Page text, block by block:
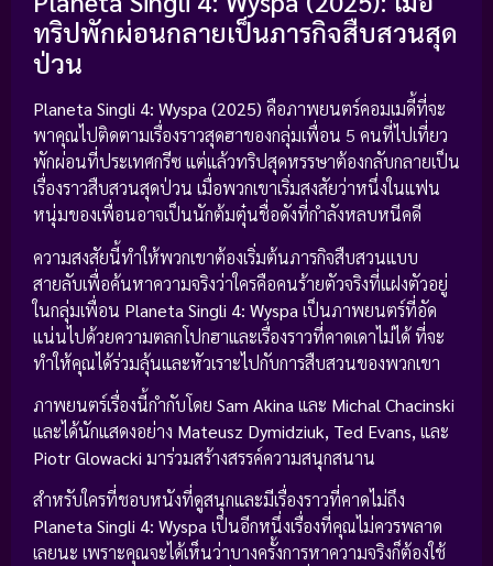
ทริปพักผ่อนกลายเป็นภารกิจสืบสวนสุด
ป่วน
Planeta Singli 4: Wyspa (2025) คือภาพยนตร์คอมเมดี้ที่จะ
พาคุณไปติดตามเรื่องราวสุดฮาของกลุ่มเพื่อน 5 คนที่ไปเที่ยว
พักผ่อนที่ประเทศกรีซ แต่แล้วทริปสุดหรรษาต้องกลับกลายเป็น
เรื่องราวสืบสวนสุดป่วน เมื่อพวกเขาเริ่มสงสัยว่าหนึ่งในแฟน
หนุ่มของเพื่อนอาจเป็นนักต้มตุ๋นชื่อดังที่กำลังหลบหนีคดี
ความสงสัยนี้ทำให้พวกเขาต้องเริ่มต้นภารกิจสืบสวนแบบ
สายลับเพื่อค้นหาความจริงว่าใครคือคนร้ายตัวจริงที่แฝงตัวอยู่
ในกลุ่มเพื่อน Planeta Singli 4: Wyspa เป็นภาพยนตร์ที่อัด
แน่นไปด้วยความตลกโปกฮาและเรื่องราวที่คาดเดาไม่ได้ ที่จะ
ทำให้คุณได้ร่วมลุ้นและหัวเราะไปกับการสืบสวนของพวกเขา
ภาพยนตร์เรื่องนี้กำกับโดย Sam Akina และ Michal Chacinski
และได้นักแสดงอย่าง Mateusz Dymidziuk, Ted Evans, และ
Piotr Glowacki มาร่วมสร้างสรรค์ความสนุกสนาน
สำหรับใครที่ชอบหนังที่ดูสนุกและมีเรื่องราวที่คาดไม่ถึง
Planeta Singli 4: Wyspaเป็นอีกหนึ่งเรื่องที่คุณไม่ควรพลาด
เลยนะ เพราะคุณจะได้เห็นว่าบางครั้งการหาความจริงก็ต้องใช้